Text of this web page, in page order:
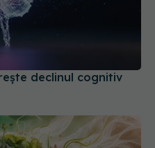
declinul cognitiv